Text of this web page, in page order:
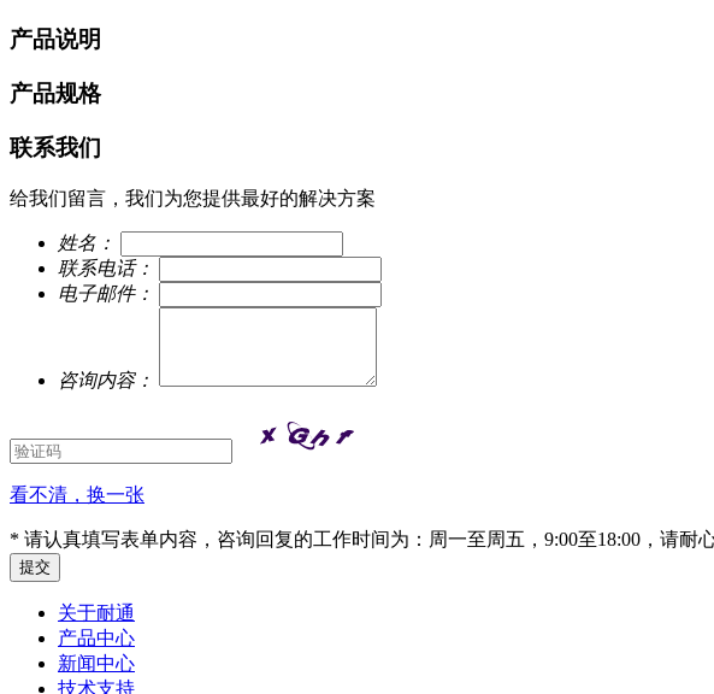
产品说明
产品规格
联系我们
给我们留言，我们为您提供最好的解决方案
姓名：
联系电话：
电子邮件：
咨询内容：
看不清，换一张
* 请认真填写表单内容，咨询回复的工作时间为：周一至周五，9:00至18:00，请耐
关于耐通
产品中心
新闻中心
技术支持